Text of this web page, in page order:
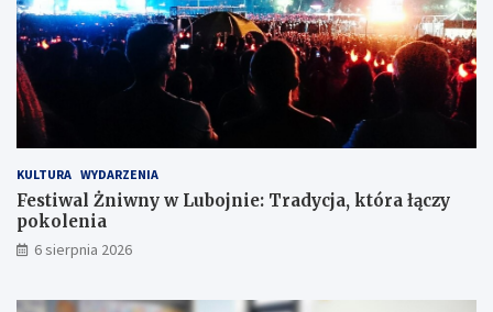
w
i
e
j
u
ż
r
ó
t
c
e
i
e
c
z
e
ń
w
o
KULTURA WYDARZENIA
Festiwal Żniwny w Lubojnie: Tradycja, która łączy
pokolenia
6 sierpnia 2026